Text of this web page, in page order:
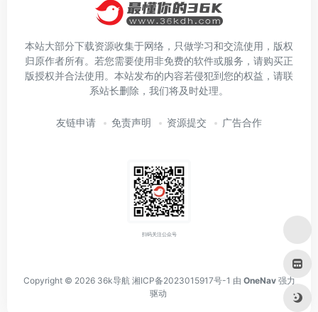
本站大部分下载资源收集于网络，只做学习和交流使用，版权
归原作者所有。若您需要使用非免费的软件或服务，请购买正
版授权并合法使用。本站发布的内容若侵犯到您的权益，请联
系站长删除，我们将及时处理。
友链申请 免责声明 资源提交 广告合作
扫码关注公众号
Copyright © 2026 36k导航 湘ICP备2023015917号-1 由 OneNav 强力
驱动